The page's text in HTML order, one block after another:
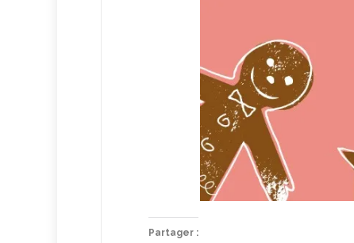
Partager :